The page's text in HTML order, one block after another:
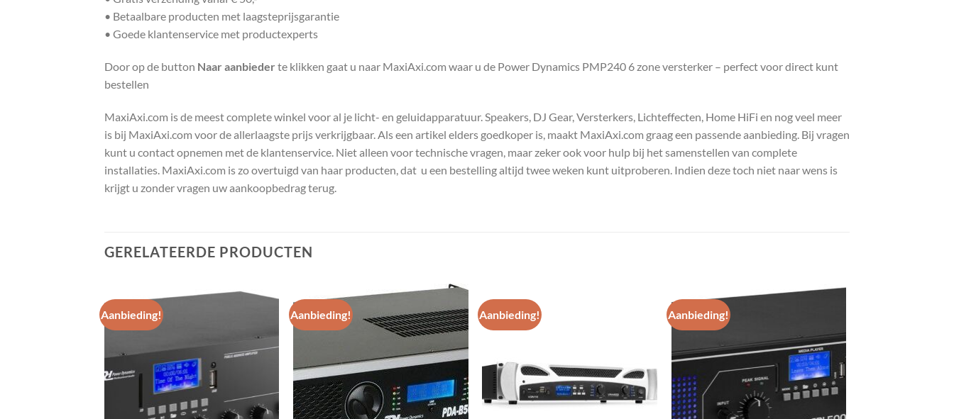
• Betaalbare producten met laagsteprijsgarantie
• Goede klantenservice met productexperts
Door op de button Naar aanbieder te klikken gaat u naar MaxiAxi.com waar u de Power Dynamics PMP240 6 zone versterker – perfect voor direct kunt
bestellen
MaxiAxi.com is de meest complete winkel voor al je licht- en geluidapparatuur. Speakers, DJ Gear, Versterkers, Lichteffecten, Home HiFi en nog veel meer
is bij MaxiAxi.com voor de allerlaagste prijs verkrijgbaar. Als een artikel elders goedkoper is, maakt MaxiAxi.com graag een passende aanbieding. Bij vragen
kunt u contact opnemen met de klantenservice. Niet alleen voor technische vragen, maar zeker ook voor hulp bij het samenstellen van complete
installaties. MaxiAxi.com is zo overtuigd van haar producten, dat u een bestelling altijd twee weken kunt uitproberen. Indien deze toch niet naar wens is
krijgt u zonder vragen uw aankoopbedrag terug.
GERELATEERDE PRODUCTEN
Aanbieding!
Toevoegen
aan
Aanbieding!
Toevoegen
aan
wenslijst
Aanbieding! Aanbieding!
Toevoegen
aan
wenslijst